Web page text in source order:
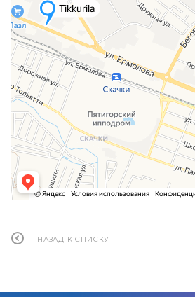
НАЗАД К СПИСКУ